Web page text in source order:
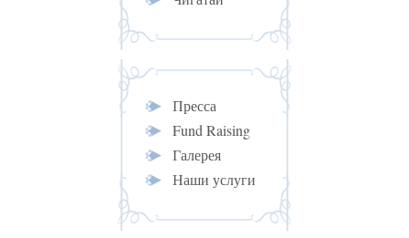
Пресса
Fund Raising
Галерея
Наши услуги